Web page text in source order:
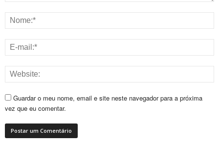
Guardar o meu nome, email e site neste navegador para a próxima
vez que eu comentar.